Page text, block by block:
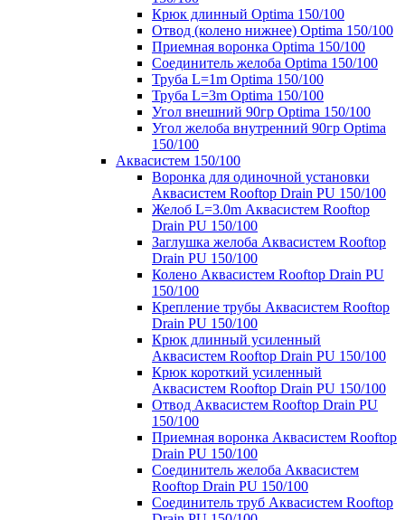
Крюк длинный Optima 150/100
Отвод (колено нижнее) Optima 150/100
Приемная воронка Optima 150/100
Соединитель желоба Optima 150/100
Труба L=1m Optima 150/100
Труба L=3m Optima 150/100
Угол внешний 90гр Optima 150/100
Угол желоба внутренний 90гр Optima
150/100
Аквасистем 150/100
Воронка для одиночной установки
Аквасистем Rooftop Drain PU 150/100
Желоб L=3.0m Аквасистем Rooftop
Drain PU 150/100
Заглушка желоба Аквасистем Rooftop
Drain PU 150/100
Колено Аквасистем Rooftop Drain PU
150/100
Крепление трубы Аквасистем Rooftop
Drain PU 150/100
Крюк длинный усиленный
Аквасистем Rooftop Drain PU 150/100
Крюк короткий усиленный
Аквасистем Rooftop Drain PU 150/100
Отвод Аквасистем Rooftop Drain PU
150/100
Приемная воронка Аквасистем Rooftop
Drain PU 150/100
Соединитель желоба Аквасистем
Rooftop Drain PU 150/100
Соединитель труб Аквасистем Rooftop